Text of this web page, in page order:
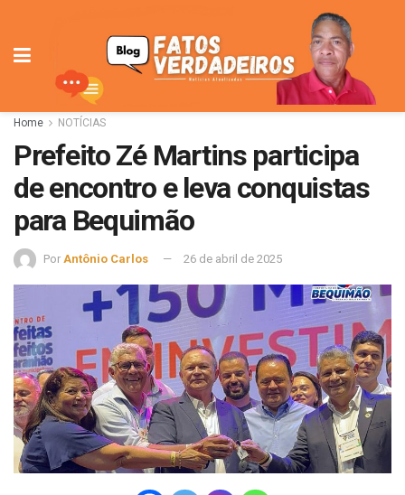
Home NOTÍCIAS
Prefeito Zé Martins participa
de encontro e leva conquistas
para Bequimão
Por Antônio Carlos 26 de abril de 2025